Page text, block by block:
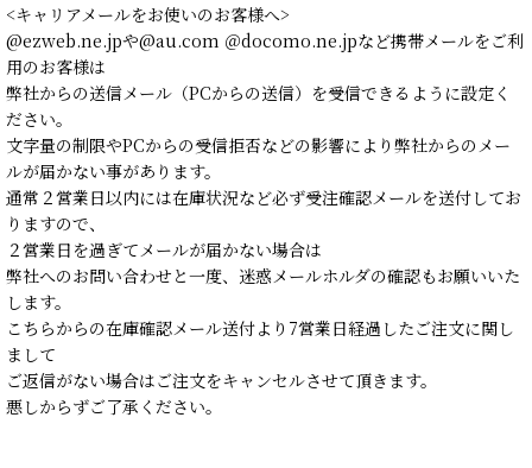
<キャリアメールをお使いのお客様へ>
@ezweb.ne.jpや@au.com ＠docomo.ne.jpなど携帯メールをご利
用のお客様は
弊社からの送信メール（PCからの送信）を受信できるように設定く
ださい。
文字量の制限やPCからの受信拒否などの影響により弊社からのメー
ルが届かない事があります。
通常２営業日以内には在庫状況など必ず受注確認メールを送付してお
りますので、
２営業日を過ぎてメールが届かない場合は
弊社へのお問い合わせと一度、迷惑メールホルダの確認もお願いいた
します。
こちらからの在庫確認メール送付より7営業日経過したご注文に関し
まして
ご返信がない場合はご注文をキャンセルさせて頂きます。
悪しからずご了承ください。